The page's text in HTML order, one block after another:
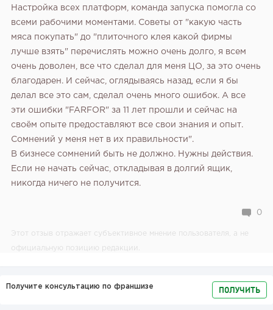
Настройка всех платформ, команда запуска помогла со
всеми рабочими моментами. Советы от "какую часть
мяса покупать" до "плиточного клея какой фирмы
лучше взять" перечислять можно очень долго, я всем
очень доволен, все что сделал для меня ЦО, за это очень
благодарен. И сейчас, оглядываясь назад, если я бы
делал все это сам, сделал очень много ошибок. А все
эти ошибки "FARFOR" за 11 лет прошли и сейчас на
своём опыте предоставляют все свои знания и опыт.
Сомнений у меня нет в их правильности".
В бизнесе сомнений быть не должно. Нужны действия.
Если не начать сейчас, откладывая в долгий ящик,
никогда ничего не получится.
0
Этот отзыв отражает субъективное мнение пользователя, а не
официальную позицию редакции.
Получите консультацию по франшизе ПОЛУЧИТЬ